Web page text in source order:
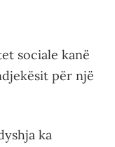
sociale kanë
për një
ka